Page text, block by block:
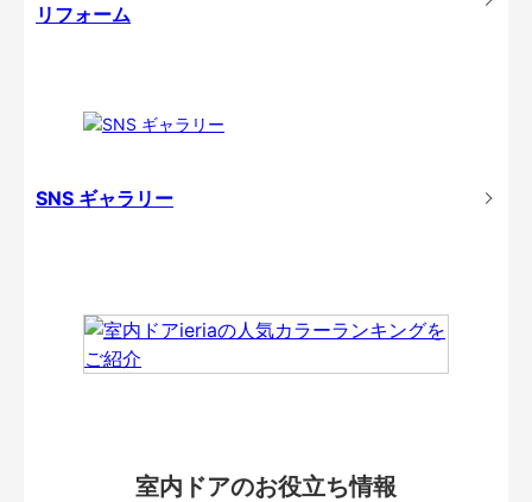
リフォーム
SNS ギャラリー
室内ドアのお役立ち情報